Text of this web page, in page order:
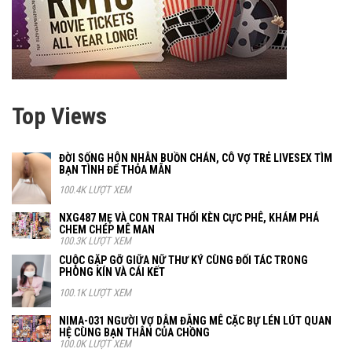
Top Views
ĐỜI SỐNG HÔN NHÂN BUỒN CHÁN, CÔ VỢ TRẺ LIVESEX TÌM
BẠN TÌNH ĐỂ THỎA MÃN
100.4K LƯỢT XEM
NXG487 MẸ VÀ CON TRAI THỔI KÈN CỰC PHÊ, KHÁM PHÁ
CHEM CHÉP MÊ MAN
100.3K LƯỢT XEM
CUỘC GẶP GỠ GIỮA NỮ THƯ KÝ CÙNG ĐỐI TÁC TRONG
PHÒNG KÍN VÀ CÁI KẾT
100.1K LƯỢT XEM
NIMA-031 NGƯỜI VỢ DÂM ĐÃNG MÊ CẶC BỰ LÉN LÚT QUAN
HỆ CÙNG BẠN THÂN CỦA CHỒNG
100.0K LƯỢT XEM